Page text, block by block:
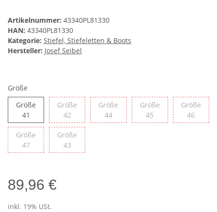
Artikelnummer: 43340PL81330
HAN: 43340PL81330
Kategorie: Stiefel, Stiefeletten & Boots
Hersteller: Josef Seibel
Größe
Größe
41 Größe 41
Größe
42Größe 42
Größe
44Größe 44
Größe
45 Größe 45
Größe
46
Größe
47Größe 47
Größe
43Größe 43
89,96 €
inkl. 19% USt.